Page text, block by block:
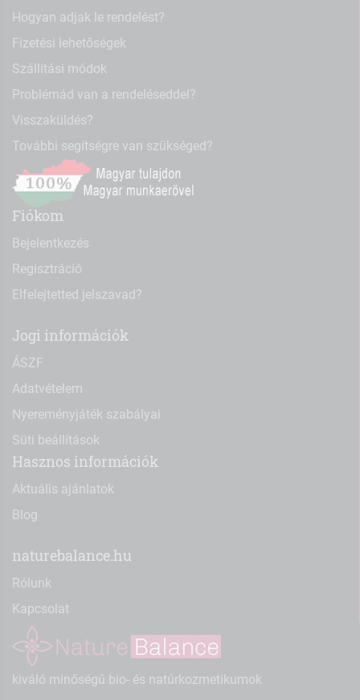
Hogyan adjak le rendelést?
Fizetési lehetőségek
Szállítási módok
Problémád van a rendeléseddel?
Visszaküldés?
További segítségre van szükséged?
Fiókom
Bejelentkezés
Regisztráció
Elfelejtetted jelszavad?
Jogi információk
ÁSZF
Adatvételem
Nyereményjáték szabályai
Süti beállítások
Hasznos információk
Aktuális ajánlatok
Blog
naturebalance.hu
Rólunk
Kapcsolat
kiváló minőségű bio- és natúrkozmetikumok